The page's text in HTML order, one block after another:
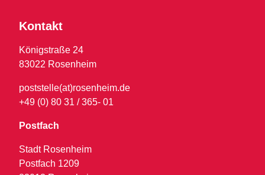
Kontakt
Königstraße 24
83022 Rosenheim
poststelle(at)rosenheim.de
+49 (0) 80 31 / 365- 01
Postfach
Stadt Rosenheim
Postfach 1209